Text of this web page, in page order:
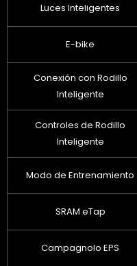
Luces Inteligentes
E-bike
Conexión con Rodillo
Inteligente
Controles de Rodillo
Inteligente
Modo de Entrenamiento
SRAM eTap
Campagnolo EPS